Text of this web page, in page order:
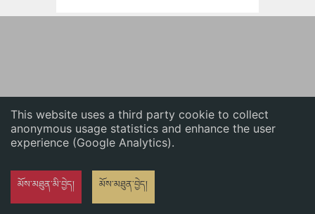
This website uses a third party cookie to collect
anonymous usage statistics and enhance the user
experience (Google Analytics).
མོས་མཐུན་མི་བྱེད། མོས་མཐུན་བྱེད།